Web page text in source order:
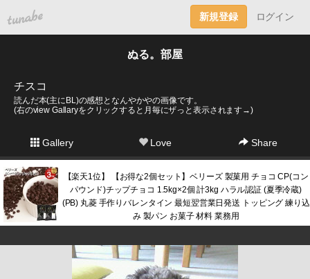
tuna.be 新規登録 ログイン
ぬる。部屋
チスコ
読んだ本(主にBL)の感想となんやかやの画像です。
(右のview Gallaryをクリックすると月毎にザっと表示されます→)
Gallery Love Share
【楽天1位】 【お得な2個セット】ベリーズ 製菓用 チョコ CP(コン
パウンド)チップチョコ 1.5kg×2個 計3kg ハラル認証 (夏季冷蔵)
(PB) 丸菱 手作りバレンタイン 最短翌営業日発送 トッピング 練り込
み 製パン お菓子 材料 業務用